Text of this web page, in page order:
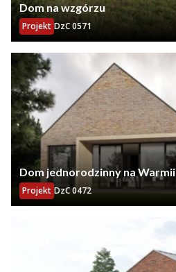
Dom na wzgórzu
Projekt DzC 0571
Dom jednorodzinny na Warmii
Projekt DzC 0472